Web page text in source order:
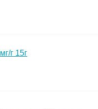
г 15г